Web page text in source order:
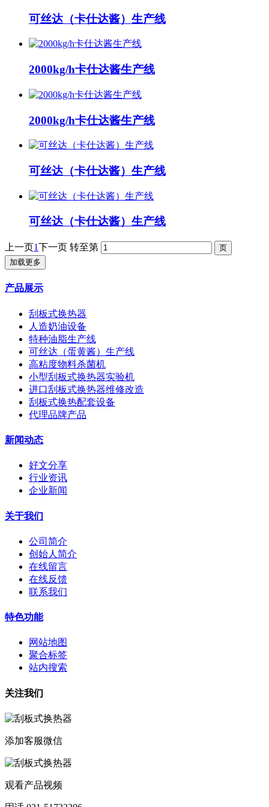
可丝达（卡仕达酱）生产线
2000kg/h卡仕达酱生产线
2000kg/h卡仕达酱生产线
可丝达（卡仕达酱）生产线
可丝达（卡仕达酱）生产线
上一页1下一页 转至第
加载更多
产品展示
刮板式换热器
人造奶油设备
特种油脂生产线
可丝达（蛋黄酱）生产线
高粘度物料杀菌机
小型刮板式换热器实验机
进口刮板式换热器维修改造
刮板式换热配套设备
代理品牌产品
新闻动态
好文分享
行业资讯
企业新闻
关于我们
公司简介
创始人简介
在线留言
在线反馈
联系我们
特色功能
网站地图
聚合标签
站内搜索
关注我们
添加客服微信
观看产品视频